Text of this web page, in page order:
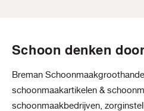
Schoon denken
Breman
schoonmaakartikelen &
schoonmaakbedrijven,